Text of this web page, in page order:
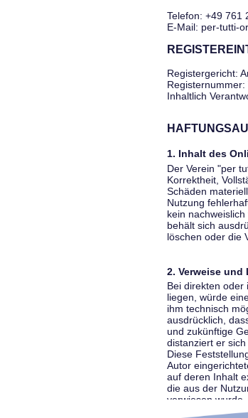
Telefon: +49 761
E-Mail: per-tutti-
Registergericht:
Registernummer:
Inhaltlich
1. Inhalt des
Der Verein "per
Korrektheit,
Schäden
Nutzung
kein
behält sich
löschen oder die
2. Verweise und
Bei direkten oder
liegen, würde
ihm technisch
ausdrücklich,
und zukünftige
distanziert er
Diese
Autor
auf deren Inhalt
die aus der
verwiesen